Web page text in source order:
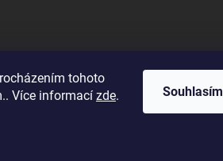
tohoto
Více informací zde. Souhlasím